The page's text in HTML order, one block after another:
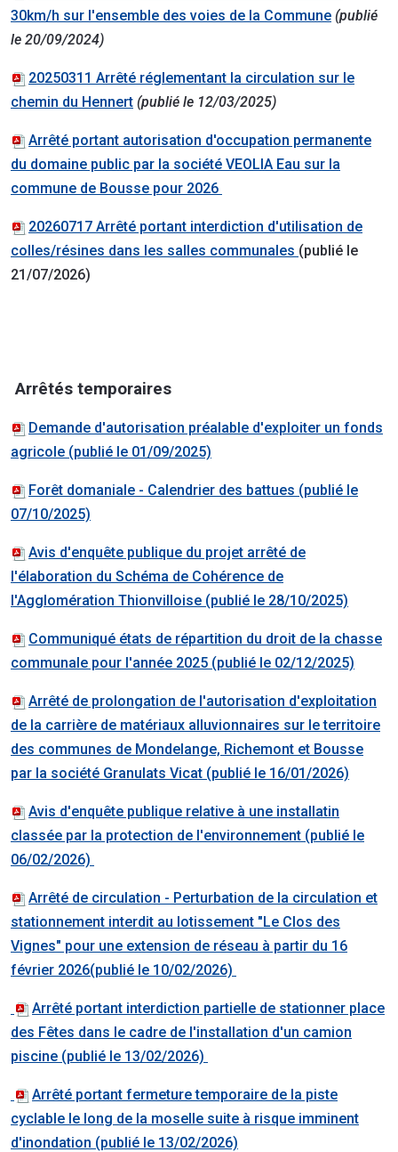
30km/h sur l'ensemble des voies de la Commune (publié
le 20/09/2024)
20250311 Arrêté réglementant la circulation sur le
chemin du Hennert (publié le 12/03/2025)
Arrêté portant autorisation d'occupation permanente
du domaine public par la société VEOLIA Eau sur la
commune de Bousse pour 2026
20260717 Arrêté portant interdiction d'utilisation de
colles/résines dans les salles communales (publié le
21/07/2026)
Arrêtés temporaires
Demande d'autorisation préalable d'exploiter un fonds
agricole (publié le 01/09/2025)
Forêt domaniale - Calendrier des battues (publié le
07/10/2025)
Avis d'enquête publique du projet arrêté de
l'élaboration du Schéma de Cohérence de
l'Agglomération Thionvilloise (publié le 28/10/2025)
Communiqué états de répartition du droit de la chasse
communale pour l'année 2025 (publié le 02/12/2025)
Arrêté de prolongation de l'autorisation d'exploitation
de la carrière de matériaux alluvionnaires sur le territoire
des communes de Mondelange, Richemont et Bousse
par la société Granulats Vicat (publié le 16/01/2026)
Avis d'enquête publique relative à une installatin
classée par la protection de l'environnement (publié le
06/02/2026)
Arrêté de circulation - Perturbation de la circulation et
stationnement interdit au lotissement "Le Clos des
Vignes" pour une extension de réseau à partir du 16
février 2026(publié le 10/02/2026)
Arrêté portant interdiction partielle de stationner place
des Fêtes dans le cadre de l'installation d'un camion
piscine (publié le 13/02/2026)
Arrêté portant fermeture temporaire de la piste
cyclable le long de la moselle suite à risque imminent
d'inondation (publié le 13/02/2026)